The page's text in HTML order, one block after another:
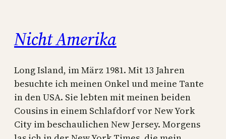
Nicht Amerika
Long Island, im März 1981. Mit 13 Jahren
besuchte ich meinen Onkel und meine Tante
in den USA. Sie lebten mit meinen beiden
Cousins in einem Schlafdorf vor New York
City im beschaulichen New Jersey. Morgens